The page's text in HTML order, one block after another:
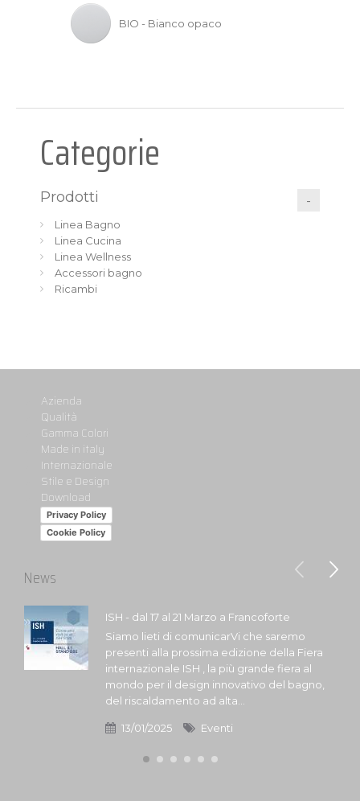
BIO - Bianco opaco
Categorie
Prodotti
Linea Bagno
Linea Cucina
Linea Wellness
Accessori bagno
Ricambi
Azienda
Qualità
Gamma Colori
Made in italy
Internazionale
Stile e Design
Download
Privacy Policy
Cookie Policy
News
ISH - dal 17 al 21 Marzo a Francoforte
Siamo lieti di comunicarVi che saremo
presenti alla prossima edizione della Fiera
internazionale ISH , la più grande fiera al
mondo per il design innovativo del bagno,
del riscaldamento ad alta...
13/01/2025 Eventi